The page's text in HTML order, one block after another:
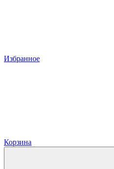
Избранное
Корзина